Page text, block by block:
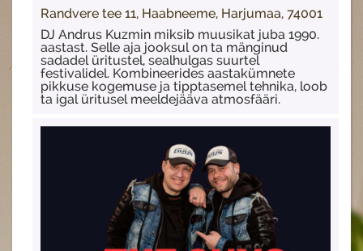
Randvere tee 11, Haabneeme, Harjumaa, 74001
DJ Andrus Kuzmin miksib muusikat juba 1990.
aastast. Selle aja jooksul on ta mänginud
sadadel üritustel, sealhulgas suurtel
festivalidel. Kombineerides aastakümnete
pikkuse kogemuse ja tipptasemel tehnika, loob
ta igal üritusel meeldejääva atmosfääri.